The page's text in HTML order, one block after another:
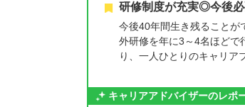
研修制度が充実◎今後必
今後40年間生き残ることが
外研修を年に3～4名ほどで
り、一人ひとりのキャリア
キャリアアドバイザーのレポ